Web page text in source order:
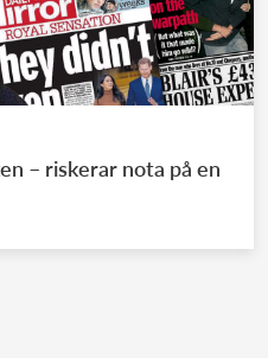
– riskerar nota på en